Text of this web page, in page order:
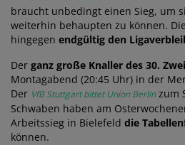
braucht unbedingt einen Sieg, um
weiterhin behaupten zu können.
hingegen endgültig den
Der ganz große Knaller des 30.
Montagabend (20:45 Uhr) in der
Der VfB Stuttgart bittet Union Berlinzum
Schwaben haben am
Arbeitssieg in Bielefeld die
können.